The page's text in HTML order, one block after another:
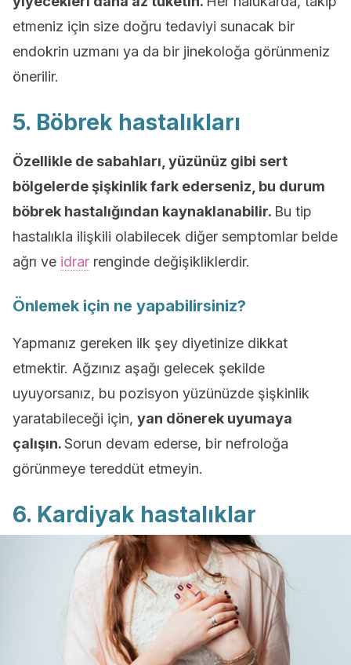
etmeniz için size doğru tedaviyi sunacak bir
endokrin uzmanı ya da bir jinekoloğa görünmeniz
önerilir.
5. Böbrek hastalıkları
Özellikle de sabahları, yüzünüz gibi sert
bölgelerde şişkinlik fark ederseniz, bu durum
böbrek hastalığından kaynaklanabilir. Bu tip
hastalıkla ilişkili olabilecek diğer semptomlar belde
ağrı ve idrar renginde değişikliklerdir.
Önlemek için ne yapabilirsiniz?
Yapmanız gereken ilk şey diyetinize dikkat
etmektir. Ağzınız aşağı gelecek şekilde
uyuyorsanız, bu pozisyon yüzünüzde şişkinlik
yaratabileceği için, yan dönerek uyumaya
çalışın.Sorun devam ederse, bir nefroloğa
görünmeye tereddüt etmeyin.
6. Kardiyak hastalıklar